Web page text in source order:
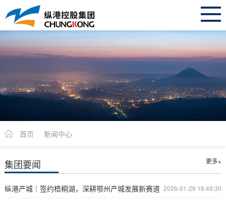
首页 新闻中心
集团要闻 更多+
纵港产城｜签约梧桐湖，深耕鄂州产城发展新赛道 2026-01-29 16:49:30